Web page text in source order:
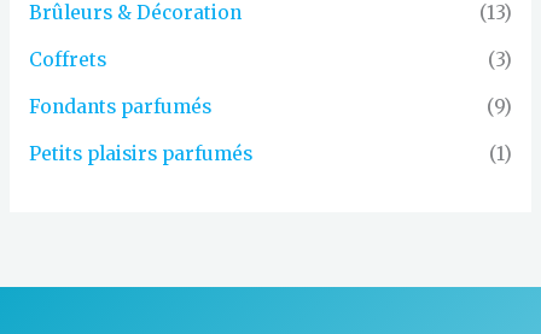
Brûleurs & Décoration (13)
Coffrets (3)
Fondants parfumés (9)
Petits plaisirs parfumés (1)